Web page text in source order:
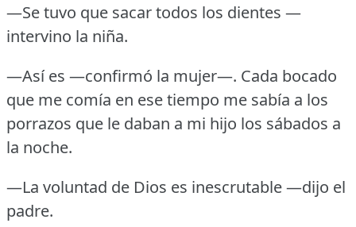
—Se tuvo que sacar todos los dientes —
intervino la niña.
—Así es —confirmó la mujer—. Cada bocado
que me comía en ese tiempo me sabía a los
porrazos que le daban a mi hijo los sábados a
la noche.
—La voluntad de Dios es inescrutable —dijo el
padre.